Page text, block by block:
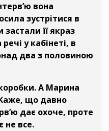
вона
зустрітися в
її якраз
у кабінеті, в
два з половиною
А Марина
Каже, що давно
дає охоче, проте
не все.